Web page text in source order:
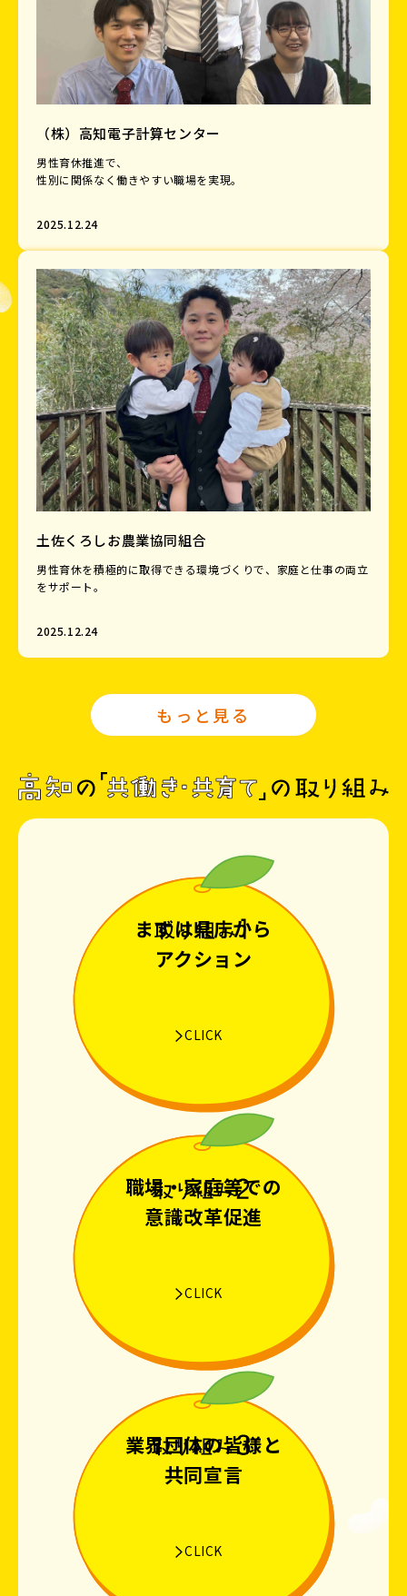
（株）高知電子計算センター
男性育休推進で、
性別に関係なく働きやすい職場を実現。
2025.12.24
土佐くろしお農業協同組合
男性育休を積極的に取得できる環境づくりで、家庭と仕事の両立
をサポート。
2025.12.24
もっと見る
まずは県庁から
アクション
CLICK
職場・家庭等での
意識改革促進
CLICK
業界団体の皆様と
共同宣言
CLICK